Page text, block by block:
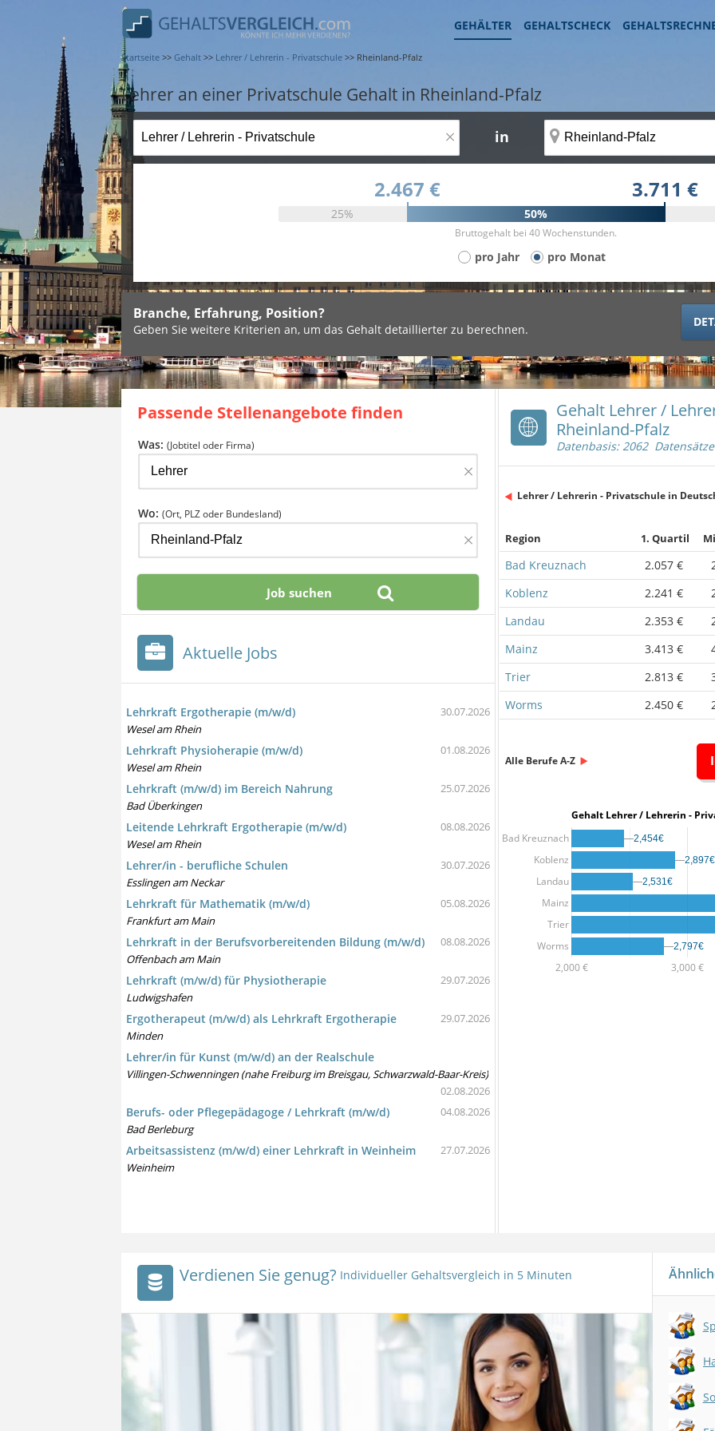
GEHÄLTER GEHALTSCHECK
Startseite >> Gehalt >> Lehrer / Lehrerin - Privatschule >> Rheinland-Pfalz
Lehrer an einer Privatschule Gehalt in Rheinland-Pfalz
× in
2.467 € 3.711 €
25% 50%
Bruttogehalt bei 40 Wochenstunden.
pro Jahr pro Monat
Branche, Erfahrung, Position?
Geben Sie weitere Kriterien an, um das Gehalt detaillierter zu berechnen.
Gehalt Lehrer /
Rheinland-Pfalz
Datenbasis: 2062 Datensätze
Lehrer / Lehrerin - Privatschule in
Region 1. Quartil
Bad Kreuznach 2.057 €
Koblenz
2.241 €
Landau
2.353 €
Mainz
3.413 €
Trier
2.813 €
Worms
2.450 €
Alle Berufe A-Z
Gehalt Lehrer / Lehrerin
2,000 € 3,000 €
Bad Kreuznach
Koblenz
Landau
Mainz
Trier
Worms
2,454€
2,454€
2,897€
2,897€
2,531€
2,531€
2,797€
2,797€
Passende Stellenangebote finden
Was: (Jobtitel oder Firma)
×
Wo: (Ort, PLZ oder Bundesland)
×
Aktuelle Jobs
Lehrkraft Ergotherapie (m/w/d)
Wesel am Rhein
30.07.2026
Lehrkraft Physioherapie (m/w/d)
Wesel am Rhein
01.08.2026
Lehrkraft (m/w/d) im Bereich Nahrung
Bad Überkingen
25.07.2026
Leitende Lehrkraft Ergotherapie (m/w/d)
Wesel am Rhein
08.08.2026
Lehrer/in - berufliche Schulen
Esslingen am Neckar
30.07.2026
Lehrkraft für Mathematik (m/w/d)
Frankfurt am Main
05.08.2026
Lehrkraft in der Berufsvorbereitenden Bildung (m/w/d)
Offenbach am Main
08.08.2026
Lehrkraft (m/w/d) für Physiotherapie
Ludwigshafen
29.07.2026
Ergotherapeut (m/w/d) als Lehrkraft Ergotherapie
Minden
29.07.2026
Lehrer/in für Kunst (m/w/d) an der Realschule
Villingen-Schwenningen (nahe Freiburg im Breisgau, Schwarzwald-Baar-Kreis)
02.08.2026
Berufs- oder Pflegepädagoge / Lehrkraft (m/w/d)
Bad Berleburg
04.08.2026
Arbeitsassistenz (m/w/d) einer Lehrkraft in Weinheim
Weinheim
27.07.2026
Verdienen Sie genug? Individueller Gehaltsvergleich in 5 Minuten